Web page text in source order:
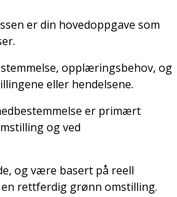
er din hovedoppgave som
opplæringsbehov, og
eller hendelsene.
er primært
og ved
og være basert på reell
rettferdig grønn omstilling.